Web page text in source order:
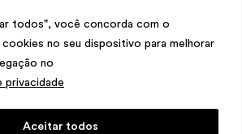
todos", você concorda com o
cookies no seu dispositivo para melhorar
no
privacidade
Aceitar todos